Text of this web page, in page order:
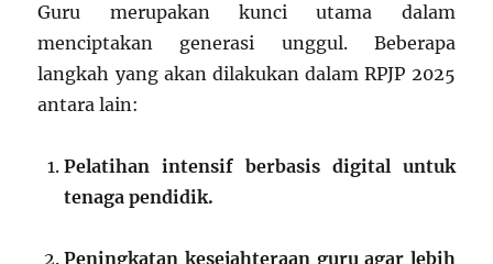
Guru merupakan kunci utama dalam
menciptakan generasi unggul. Beberapa
langkah yang akan dilakukan dalam RPJP 2025
antara lain:
Pelatihan intensif berbasis digital untuk
tenaga pendidik.
Peningkatan kesejahteraan guru agar lebih